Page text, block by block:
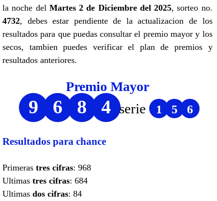
la noche del Martes 2 de Diciembre del 2025, sorteo no.
4732, debes estar pendiente de la actualizacion de los
resultados para que puedas consultar el premio mayor y los
secos, tambien puedes verificar el plan de premios y
resultados anteriores.
Premio Mayor
9 6 8 4 serie 1 5 6
Resultados para chance
Primeras tres cifras: 968
Ultimas tres cifras: 684
Ultimas dos cifras: 84